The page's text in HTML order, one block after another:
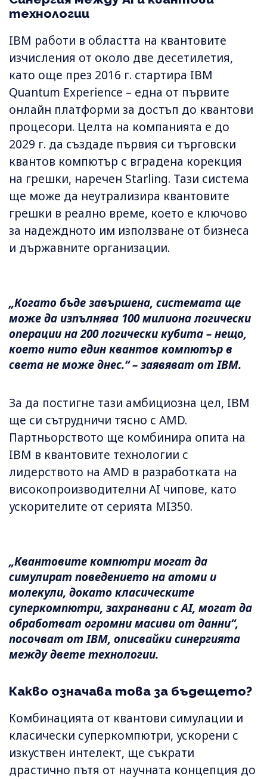
технологии
IBM работи в областта на квантовите
изчисления от около две десетилетия,
като още през 2016 г. стартира IBM
Quantum Experience – една от първите
онлайн платформи за достъп до квантови
процесори. Целта на компанията е до
2029 г. да създаде първия си търговски
квантов компютър с вградена корекция
на грешки, наречен Starling. Тази система
ще може да неутрализира квантовите
грешки в реално време, което е ключово
за надеждното им използване от бизнеса
и държавните организации.
„Когато бъде завършена, системата ще
може да изпълнява 100 милиона логически
операции на 200 логически кубита – нещо,
което нито един квантов компютър в
света не може днес.“ – заявяват от IBM.
За да постигне тази амбициозна цел, IBM
ще си сътрудничи тясно с AMD.
Партньорството ще комбинира опита на
IBM в квантовите технологии с
лидерството на AMD в разработката на
високопроизводителни AI чипове, като
ускорителите от серията MI350.
„Квантовите компютри могат да
симулират поведението на атоми и
молекули, докато класическите
суперкомпютри, захранвани с AI, могат да
обработват огромни масиви от данни“,
посочват от IBM, описвайки синергията
между двете технологии.
Какво означава това за бъдещето?
Комбинацията от квантови симулации и
класически суперкомпютри, ускорени с
изкуствен интелект, ще съкрати
драстично пътя от научната концепция до